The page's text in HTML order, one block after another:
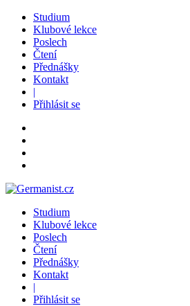
Studium
Klubové lekce
Poslech
Čtení
Přednášky
Kontakt
|
Přihlásit se
Studium
Klubové lekce
Poslech
Čtení
Přednášky
Kontakt
|
Přihlásit se